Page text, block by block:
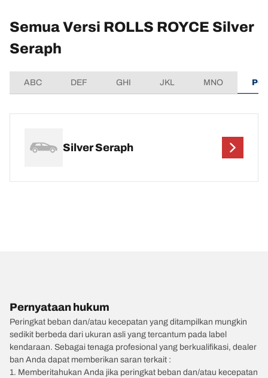
Semua Versi ROLLS ROYCE Silver
Seraph
ABC DEF GHI JKL MNO
Silver Seraph
Pernyataan hukum
Peringkat beban dan/atau kecepatan yang ditampilkan mungkin
sedikit berbeda dari ukuran asli yang tercantum pada label
kendaraan. Sebagai tenaga profesional yang berkualifikasi, dealer
ban Anda dapat memberikan saran terkait :
1. Memberitahukan Anda jika peringkat beban dan/atau kecepatan